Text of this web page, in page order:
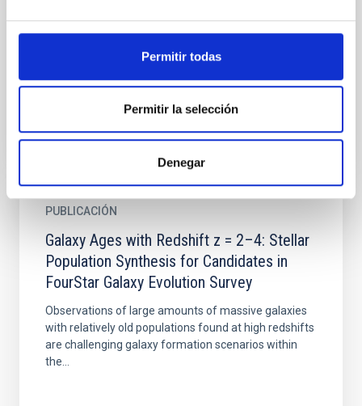
Permitir todas
Permitir la selección
Denegar
With data from Pantheon, we have at our disposal a
sample of more than a 1000 supernovae Ia covering
a wide range of redshifts with good precision. Here,
PUBLICACIÓN
Galaxy Ages with Redshift z = 2–4: Stellar
Population Synthesis for Candidates in
FourStar Galaxy Evolution Survey
Observations of large amounts of massive galaxies
with relatively old populations found at high redshifts
are challenging galaxy formation scenarios within
the...